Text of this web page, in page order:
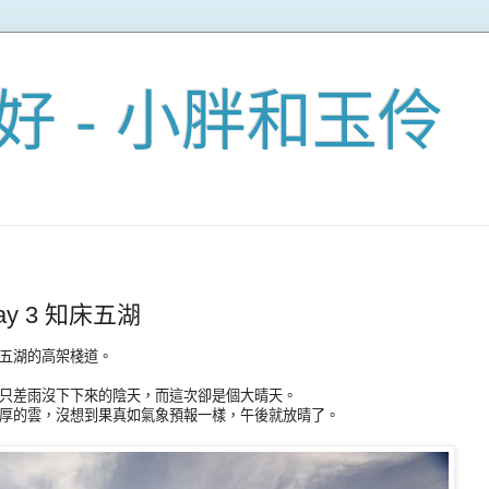
- 小胖和玉伶
3 知床五湖
湖的高架棧道。
差雨沒下下來的陰天，而這次卻是個大晴天。
的雲，沒想到果真如氣象預報一樣，午後就放晴了。